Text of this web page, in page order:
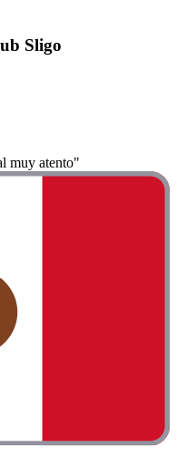
Sligo
muy atento"